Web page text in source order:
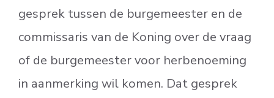
gesprek tussen de burgemeester en de
commissaris van de Koning over de vraag
of de burgemeester voor herbenoeming
in aanmerking wil komen. Dat gesprek